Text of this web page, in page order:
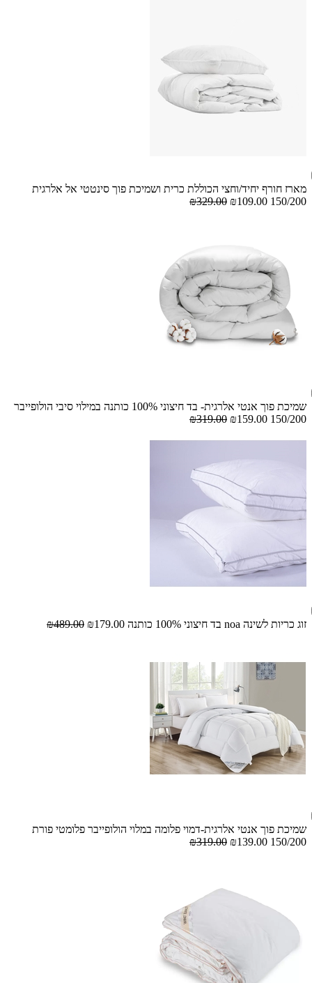
מארז חורף יחיד/וחצי הכוללת כרית ושמיכת פוך סינטטי אל אלרגית
150/200
₪109.00
₪329.00
שמיכת פוך אנטי אלרגית- בד חיצוני 100% כותנה במילוי סיבי הולופייבר
150/200
₪159.00
₪319.00
זוג כריות לשינה noa בד חיצוני 100% כותנה ₪179.00
₪489.00
שמיכת פוך אנטי אלרגית-דמוי פלומה במלוי הולופייבר פלומטי פורת
150/200
₪139.00
₪319.00